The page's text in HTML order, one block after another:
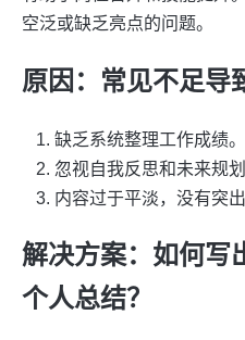
空泛或缺乏亮点的问题。
原因：常见不足导
缺乏系统整理工作成绩。
忽视自我反思和未来规划
内容过于平淡，没有突出
解决方案：如何写
个人总结？